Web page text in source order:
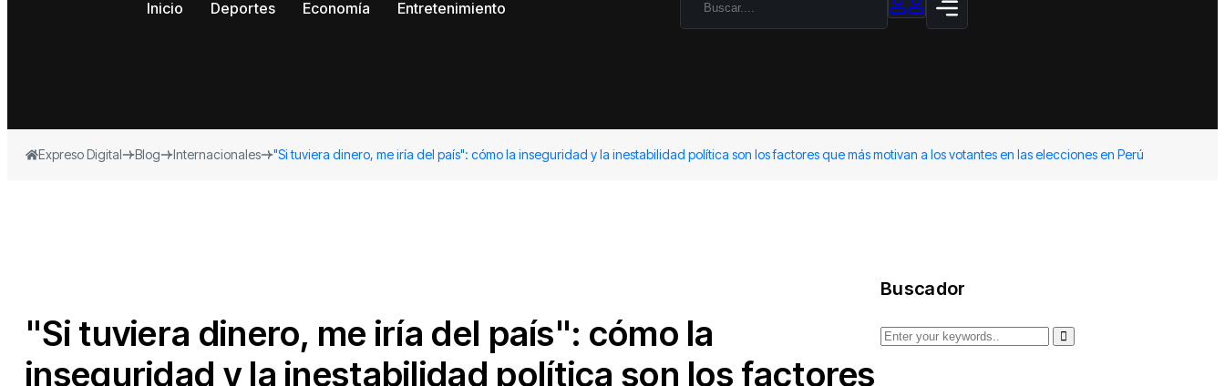
Inicio Deportes Economía Entretenimiento
Expreso Digital Blog Internacionales "Si tuviera dinero, me iría del país": cómo la inseguridad y la inestabilidad política son los factores que más motivan a los votantes en las elecciones en Perú
"Si tuviera dinero, me iría del país": cómo la
inseguridad y la inestabilidad política son los factores
Buscador